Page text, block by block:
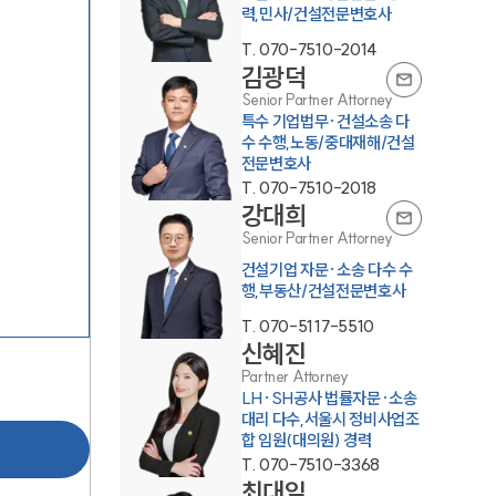
팀소개
팀소개
대륜의 강점
오시는 길
글로벌 파트너 로펌
고객의 소리
력,민사/건설전문변호사
T. 070-7510-2014
김광덕
Senior Partner Attorney
특수 기업법무·건설소송 다
수 수행,노동/중대재해/건설
전문변호사
T. 070-7510-2018
강대희
Senior Partner Attorney
건설기업 자문·소송 다수 수
행,부동산/건설전문변호사
T. 070-5117-5510
신혜진
Partner Attorney
LH·SH공사 법률자문·소송
대리 다수,서울시 정비사업조
합 임원(대의원) 경력
T. 070-7510-3368